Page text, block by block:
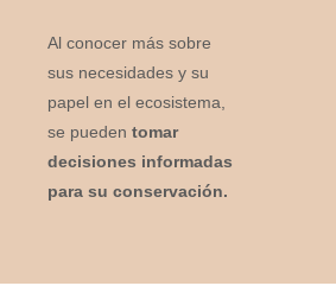
Al conocer más sobre
sus necesidades y su
papel en el ecosistema,
se pueden tomar
decisiones informadas
para su conservación.